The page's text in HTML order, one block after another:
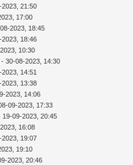
21:50
17:00
2023, 18:45
18:46
10:30
- 30-08-2023, 14:30
14:51
13:38
2023, 14:06
09-2023, 17:33
19-09-2023, 20:45
16:08
19:07
19:10
2023, 20:46